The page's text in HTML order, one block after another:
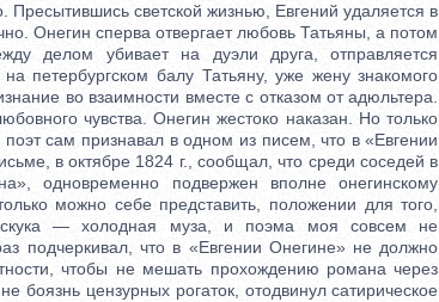
светской жизнью, Евгений удаляется в
Онегин сперва отвергает любовь Татьяны, а потом
делом убивает на дуэли друга, отправляется
петербургском балу Татьяну, уже жену знакомого
во взаимности вместе с отказом от адюльтера.
чувства. Онегин жестоко наказан. Но только
сам признавал в одном из писем, что в «Евгении
в октябре 1824 г., сообщал, что среди соседей в
одновременно подвержен вполне онегинскому
можно себе представить, положении для того,
— холодная муза, и поэма моя совсем не
подчеркивал, что в «Евгении Онегине» не должно
чтобы не мешать прохождению романа через
боязнь цензурных рогаток, отодвинул сатирическое